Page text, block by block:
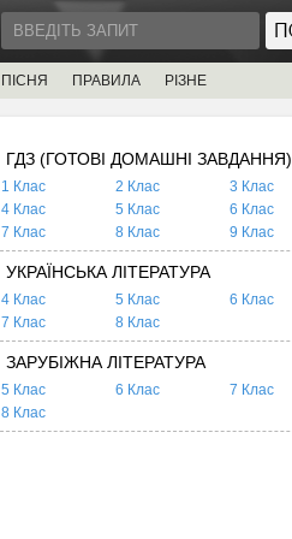
ПІСНЯ ПРАВИЛА РІЗНЕ
ГДЗ (ГОТОВІ ДОМАШНІ ЗАВДАННЯ)
1 Клас 2 Клас
3 Клас
4 Клас
5 Клас
6 Клас
7 Клас
8 Клас 9 Клас
УКРАЇНСЬКА ЛІТЕРАТУРА
4 Клас 5 Клас
6 Клас
7 Клас
8 Клас
ЗАРУБІЖНА ЛІТЕРАТУРА
5 Клас 6 Клас
7 Клас
8 Клас